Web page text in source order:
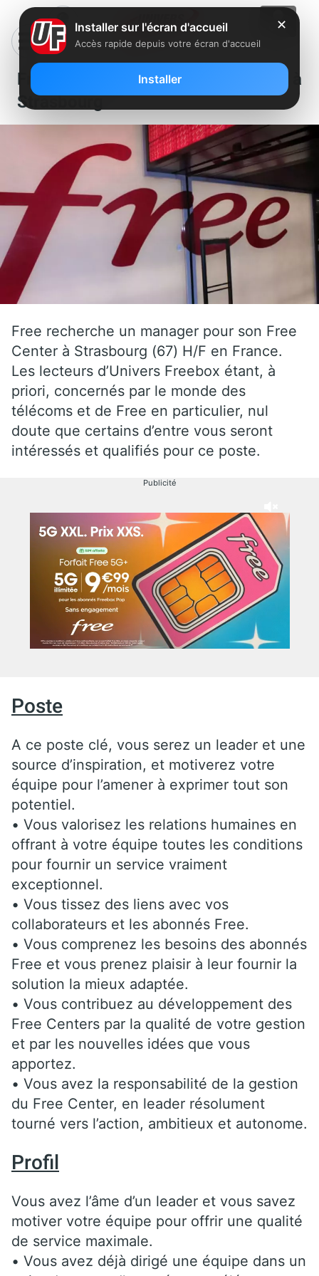
Free recherche un manager à
Strasbourg
Free recherche un manager pour son Free
Center à Strasbourg (67) H/F en France.
Les lecteurs d’Univers Freebox étant, à
priori, concernés par le monde des
télécoms et de Free en particulier, nul
doute que certains d’entre vous seront
intéressés et qualifiés pour ce poste.
Publicité
Poste
A ce poste clé, vous serez un leader et une
source d’inspiration, et motiverez votre
équipe pour l’amener à exprimer tout son
potentiel.
• Vous valorisez les relations humaines en
offrant à votre équipe toutes les conditions
pour fournir un service vraiment
exceptionnel.
• Vous tissez des liens avec vos
collaborateurs et les abonnés Free.
• Vous comprenez les besoins des abonnés
Free et vous prenez plaisir à leur fournir la
solution la mieux adaptée.
• Vous contribuez au développement des
Free Centers par la qualité de votre gestion
et par les nouvelles idées que vous
apportez.
• Vous avez la responsabilité de la gestion
du Free Center, en leader résolument
tourné vers l’action, ambitieux et autonome.
Profil
Vous avez l’âme d’un leader et vous savez
motiver votre équipe pour offrir une qualité
de service maximale.
• Vous avez déjà dirigé une équipe dans un
✕
Installer sur l'écran d'accueil
Accès rapide depuis votre écran d'accueil
Installer